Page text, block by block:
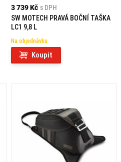
3 739 Kč s DPH
SW MOTECH PRAVÁ BOČNÍ TAŠKA
LC1 9,8 L
Na objednávku
Koupit